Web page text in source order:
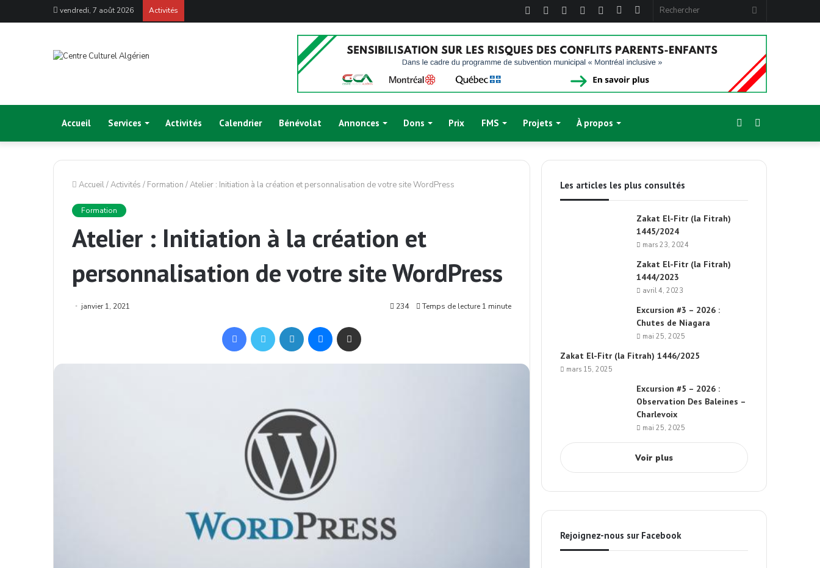
vendredi, 7 août 2026 Activités Rechercher
Sidebar
latérale)
Article
Instagram
YouTube
Linkedin
Twitter
Facebook
Accueil Services Activités Calendrier Bénévolat Annonces Dons Prix FMS Projets À propos
skin
Sidebar
(barre
Accueil/Activités / Formation /Atelier : Initiation à la création et personnalisation de votre site WordPress
Formation
Atelier : Initiation à la création et
personnalisation de votre site WordPress
janvier 1, 2021 234 Temps de lecture 1 minute
Facebook Twitter Linkedin Messenger
Les articles les plus consultés
Zakat El-Fitr (la Fitrah)
1445/2024
mars 23, 2024
Zakat El-Fitr (la Fitrah)
1444/2023
avril 4, 2023
Excursion #3 – 2026 :
Chutes de Niagara
mai 25, 2025
Zakat El-Fitr (la Fitrah) 1446/2025
mars 15, 2025
Excursion #5 – 2026 :
Observation Des Baleines –
Charlevoix
mai 25, 2025
Voir plus
Rejoignez-nous sur Facebook